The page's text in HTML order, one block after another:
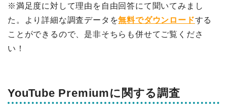
※満足度に対して理由を自由回答にて聞いてみまし
た。より詳細な調査データを無料でダウンロードする
ことができるので、是非そちらも併せてご覧くださ
い！
YouTube Premiumに関する調査